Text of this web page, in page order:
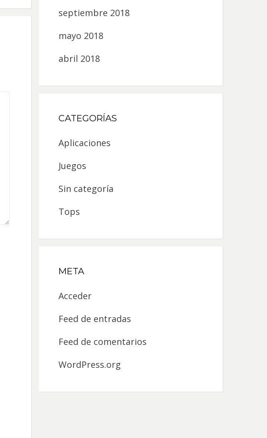
septiembre 2018
mayo 2018
abril 2018
CATEGORÍAS
Aplicaciones
Juegos
Sin categoría
Tops
META
Acceder
Feed de entradas
Feed de comentarios
WordPress.org